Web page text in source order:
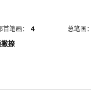
首笔画： 4
总笔画
捺